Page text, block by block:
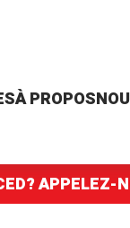
À PROPOS
APPELEZ-